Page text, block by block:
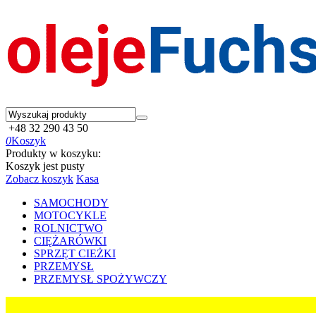
+48 32 290 43 50
0Koszyk
Produkty w koszyku:
Koszyk jest pusty
Zobacz koszyk Kasa
SAMOCHODY
MOTOCYKLE
ROLNICTWO
CIĘŻARÓWKI
SPRZĘT CIEŻKI
PRZEMYSŁ
PRZEMYSŁ SPOŻYWCZY